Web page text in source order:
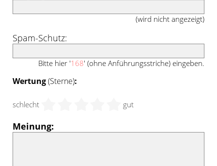
(wird nicht angezeigt)
Spam-Schutz:
Bitte hier '168' (ohne Anführungsstriche) eingeben.
Wertung(Sterne):
schlecht gut
Meinung: